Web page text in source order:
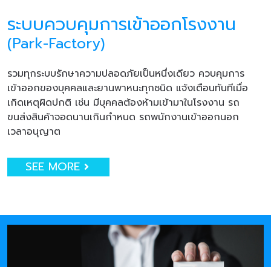
ระบบควบคุมการเข้าออกโรงงาน
(Park-Factory)
รวมทุกระบบรักษาความปลอดภัยเป็นหนึ่งเดียว ควบคุมการ
เข้าออกของบุคคลและยานพาหนะทุกชนิด แจ้งเตือนทันทีเมื่อ
เกิดเหตุผิดปกติ เช่น มีบุคคลต้องห้ามเข้ามาในโรงงาน รถ
ขนส่งสินค้าจอดนานเกินกำหนด รถพนักงานเข้าออกนอก
เวลาอนุญาต
SEE MORE